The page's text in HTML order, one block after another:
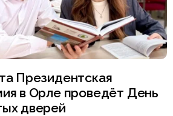
Президентская
в Орле проведёт День
дверей